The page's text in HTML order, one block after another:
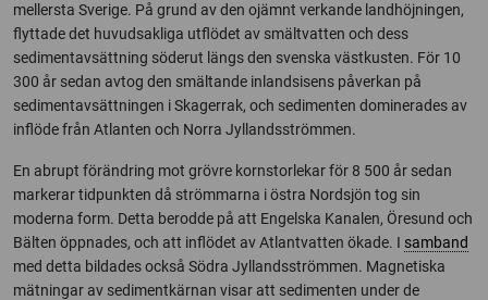
mellersta Sverige. På grund av den ojämnt verkande landhöjningen,
flyttade det huvudsakliga utflödet av smältvatten och dess
sedimentavsättning söderut längs den svenska västkusten. För 10
300 år sedan avtog den smältande inlandsisens påverkan på
sedimentavsättningen i Skagerrak, och sedimenten dominerades av
inflöde från Atlanten och Norra Jyllandsströmmen.
En abrupt förändring mot grövre kornstorlekar för 8 500 år sedan
markerar tidpunkten då strömmarna i östra Nordsjön tog sin
moderna form. Detta berodde på att Engelska Kanalen, Öresund och
Bälten öppnades, och att inflödet av Atlantvatten ökade. I samband
med detta bildades också Södra Jyllandsströmmen. Magnetiska
mätningar av sedimentkärnan visar att sedimenten under de